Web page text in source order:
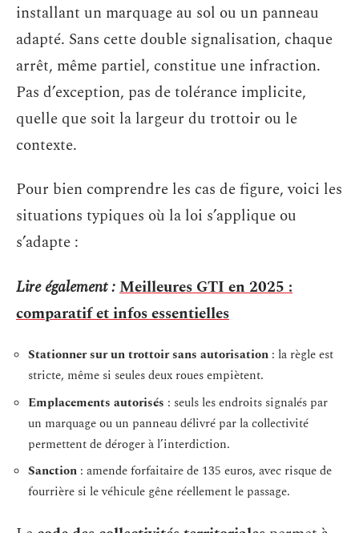
installant un marquage au sol ou un panneau
adapté. Sans cette double signalisation, chaque
arrêt, même partiel, constitue une infraction.
Pas d’exception, pas de tolérance implicite,
quelle que soit la largeur du trottoir ou le
contexte.
Pour bien comprendre les cas de figure, voici les
situations typiques où la loi s’applique ou
s’adapte :
Lire également :Meilleures GTI en 2025 :
comparatif et infos essentielles
Stationner sur un trottoir sans autorisation : la règle est
stricte, même si seules deux roues empiètent.
Emplacements autorisés : seuls les endroits signalés par
un marquage ou un panneau délivré par la collectivité
permettent de déroger à l’interdiction.
Sanction : amende forfaitaire de 135 euros, avec risque de
fourrière si le véhicule gêne réellement le passage.